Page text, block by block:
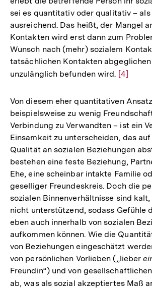
sei es quantitativ oder qualitativ –
ausreichend. Das heißt, der Mangel
Kontakten wird erst dann zum
Wunsch nach (mehr) sozialem
tatsächlichen Kontakten
unzulänglich befunden wird. Zur
der
Fußnote
[4]
Von diesem eher quantitativen
beispielsweise zu wenig
Verbindung zu Verwandten – ist ein
Einsamkeit zu unterscheiden, das auf
Qualität an sozialen Beziehungen
bestehen eine feste Beziehung,
Ehe, eine scheinbar intakte Familie
geselliger Freundeskreis. Doch die
sozialen Binnenverhältnisse sind
nicht unterstützend, sodass Gefühle
eben auch innerhalb von sozialen
aufkommen können. Wie die
von Beziehungen eingeschätzt
von persönlichen Vorlieben („lieber
Freundin“) und von
ab, was als sozial akzeptiertes Maß